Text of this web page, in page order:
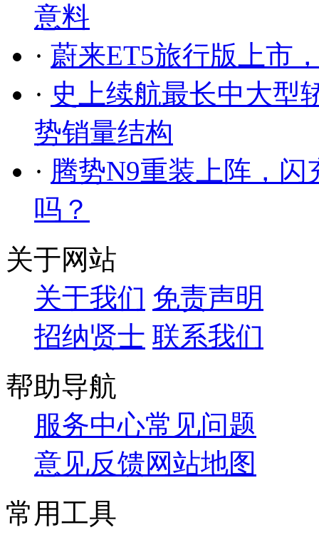
意料
· 蔚来ET5旅行版上市
· 史上续航最长中大型
势销量结构
· 腾势N9重装上阵，
吗？
关于网站
关于我们 免责声明
招纳贤士 联系我们
帮助导航
服务中心常见问题
意见反馈网站地图
常用工具